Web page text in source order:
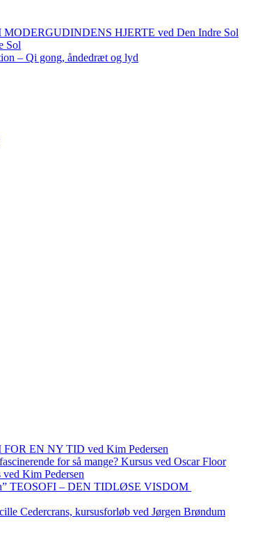
HJERTE ved Den Indre Sol
Sol
– Qi gong, åndedræt og lyd
EN NY TID ved Kim Pedersen
for så mange? Kursus ved Oscar Floor
Kim Pedersen
TEOSOFI – DEN TIDLØSE VISDOM
Cedercrans, kursusforløb ved Jørgen Brøndum